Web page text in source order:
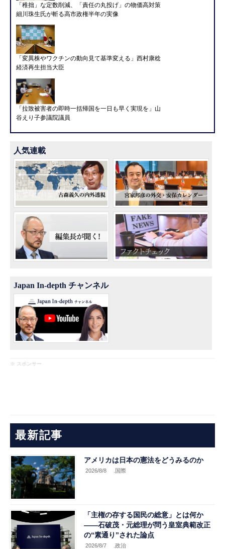
「稚拙」な定数削減、「責任の丸投げ」の物価高対策
細川珠生氏が斬る高市政権半年の実像
「変異株やワクチンの動向見て基準変える」西村康稔
経済再生担当大臣
「拉致被害者の即時一括帰国を一日も早く実現を」山
谷えり子参議院議員
人気連載
Japan In-depth チャンネル
※ スポンサー
最新記事
アメリカは日本の憲法をどうみるのか
2026/8/8 .国際
「主権の存する国民の総意」とは何か
――石破茂・元総理が問う皇室典範改正
の“素通り”された論点
2026/8/7 .政治